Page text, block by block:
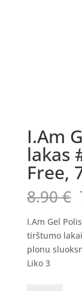
I.Am
lakas
Free,
8.90€
I.Am Gel
tirštumo
plonu
Liko 3